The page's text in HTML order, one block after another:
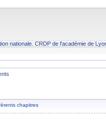
nationale. CRDP de l'académie de
chapitres